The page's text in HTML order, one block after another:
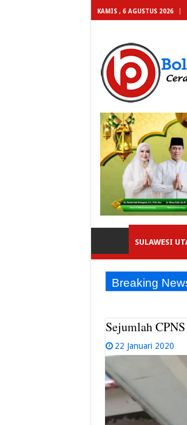
KAMIS , 6 AGUSTUS 2026
SULAWESI
Breaking
Sejumlah
22 Januari 2020